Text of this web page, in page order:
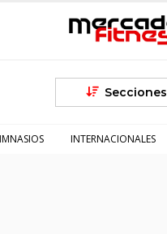
Secciones
INTERNACIONALES